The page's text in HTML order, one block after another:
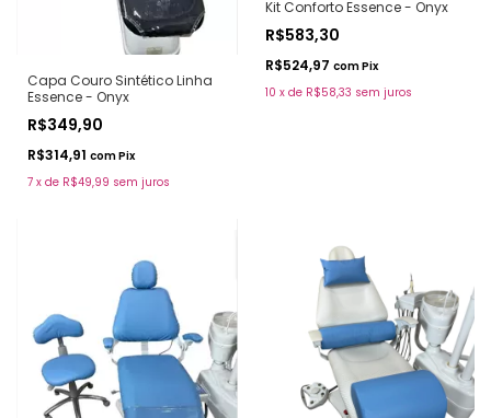
Capa Couro Sintético Linha
Essence - Onyx
R$349,90
R$314,91 comPix
7 x de R$49,99 sem juros
Kit Conforto Essence - Onyx
R$583,30
R$524,97 comPix
10 x de R$58,33 sem juros